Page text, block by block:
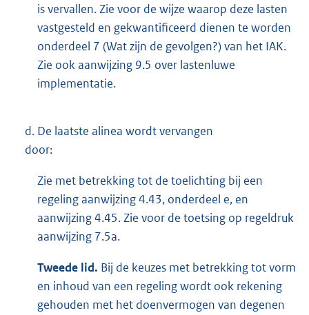
is vervallen. Zie voor de wijze waarop deze lasten
vastgesteld en gekwantificeerd dienen te worden
onderdeel 7 (Wat zijn de gevolgen?) van het IAK.
Zie ook aanwijzing 9.5 over lastenluwe
implementatie.
d. De laatste alinea wordt vervangen
door:
Zie met betrekking tot de toelichting bij een
regeling aanwijzing 4.43, onderdeel e, en
aanwijzing 4.45. Zie voor de toetsing op regeldruk
aanwijzing 7.5a.
Tweede lid. Bij de keuzes met betrekking tot vorm
en inhoud van een regeling wordt ook rekening
gehouden met het doenvermogen van degenen